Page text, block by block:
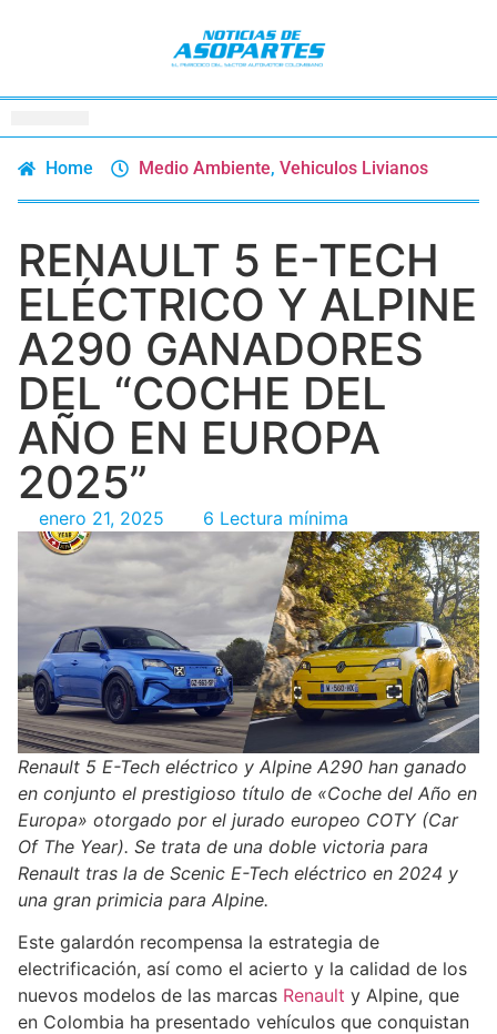
Home Medio Ambiente, Vehiculos Livianos
RENAULT 5 E-TECH
ELÉCTRICO Y ALPINE
A290 GANADORES
DEL “COCHE DEL
AÑO EN EUROPA
2025”
enero 21, 2025 6 Lectura mínima
Renault 5 E-Tech eléctrico y Alpine A290 han ganado
en conjunto el prestigioso título de «Coche del Año en
Europa» otorgado por el jurado europeo COTY (Car
Of The Year). Se trata de una doble victoria para
Renault tras la de Scenic E-Tech eléctrico en 2024 y
una gran primicia para Alpine.
Este galardón recompensa la estrategia de
electrificación, así como el acierto y la calidad de los
nuevos modelos de las marcas Renault y Alpine, que
en Colombia ha presentado vehículos que conquistan